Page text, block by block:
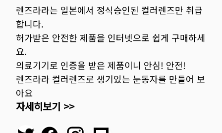
렌즈라라는 일본에서 정식승인된 컬러렌즈만 취급
합니다.
허가받은 안전한 제품을 인터넷으로 쉽게 구매하세
요.
의료기기로 인증을 받은 제품이니 안심! 안전!
렌즈라라 컬러렌즈로 생기있는 눈동자를 만들어 보
아요
자세히보기 >>